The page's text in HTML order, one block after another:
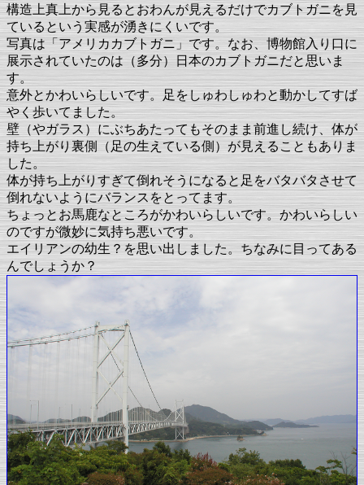
構造上真上から見るとおわんが見えるだけでカブトガニを見
ているという実感が湧きにくいです。
写真は「アメリカカブトガニ」です。なお、博物館入り口に
展示されていたのは（多分）日本のカブトガニだと思いま
す。
意外とかわいらしいです。足をしゅわしゅわと動かしてすば
やく歩いてました。
壁（やガラス）にぶちあたってもそのまま前進し続け、体が
持ち上がり裏側（足の生えている側）が見えることもありま
した。
体が持ち上がりすぎて倒れそうになると足をバタバタさせて
倒れないようにバランスをとってます。
ちょっとお馬鹿なところがかわいらしいです。かわいらしい
のですが微妙に気持ち悪いです。
エイリアンの幼生？を思い出しました。ちなみに目ってある
んでしょうか？